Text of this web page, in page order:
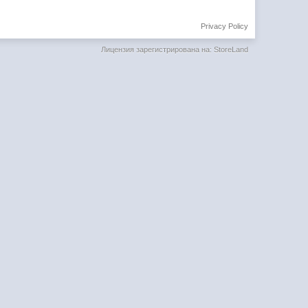
Privacy Policy
Лицензия зарегистрирована на: StoreLand